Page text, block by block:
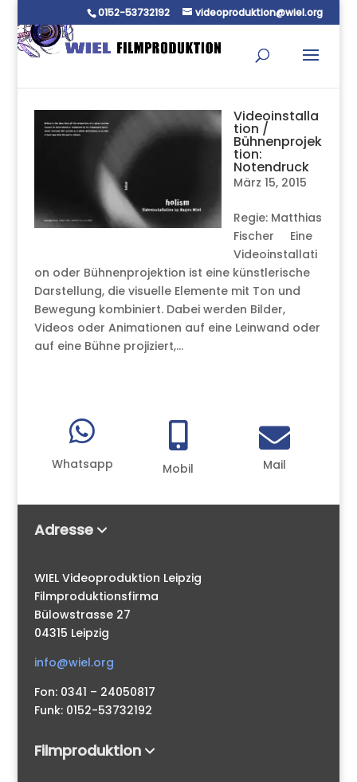
0152-53732192 videoproduktion@wiel.org
Videoinstalla
tion /
Bühnenprojek
tion:
Notendruck
März 15, 2015
Regie: Matthias
Fischer Eine
Videoinstallati
on oder Bühnenprojektion ist eine künstlerische
Darstellung, die visuelle Elemente mit Ton und
Bewegung kombiniert. Dabei werden Bilder,
Videos oder Animationen auf eine Leinwand oder
auf eine Bühne projiziert,...

Whatsapp

Mobil

Mail
Adresse
WIEL Videoproduktion Leipzig
Filmproduktionsfirma
Bülowstrasse 27
04315 Leipzig
info@wiel.org
Fon: 0341 – 24050817
Funk: 0152-53732192
Filmproduktion